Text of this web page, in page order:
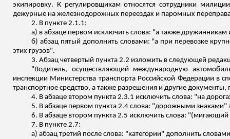
экипировку. К регулировщикам относятся сотрудники
дежурные на железнодорожных переездах и паромных
2. В пункте 2.1.1:
а) в абзаце первом исключить слова: "а также
б) абзац пятый дополнить словами: "а при перевозке
этих грузов".
3. Абзац четвертый пункта 2.2 изложить в следующей
"Водитель, осуществляющий международную
инспекции Министерства транспорта Российской Федерации в
транспортное средство, а также разрешения и другие
4. В абзаце втором пункта 2.3.1 исключить слова: "на
5. В абзаце первом пункта 2.4 слова: "дорожными
6. В абзаце втором пункта 2.5 исключить слова:
7. В пункте 2.7:
а) абзац третий после слова: "категории" дополнить